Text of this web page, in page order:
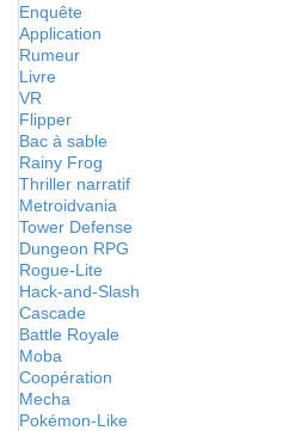
Enquête
Application
Rumeur
Livre
VR
Flipper
Bac à sable
Rainy Frog
Thriller narratif
Metroidvania
Tower Defense
Dungeon RPG
Rogue-Lite
Hack-and-Slash
Cascade
Battle Royale
Moba
Coopération
Mecha
Pokémon-Like